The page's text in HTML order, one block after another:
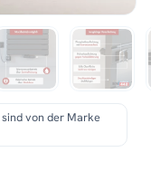
sind von der Marke